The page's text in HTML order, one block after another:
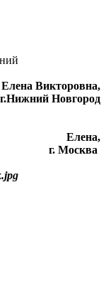
Елена Викторовна,
г.Нижний Новгород
Елена,
г. Москва